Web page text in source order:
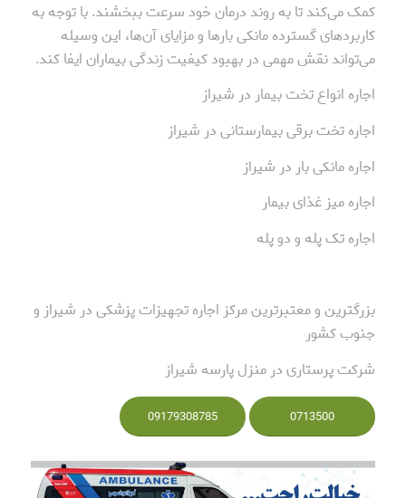
کمک می‌کند تا به روند درمان خود سرعت ببخشند. با توجه به
کاربردهای گسترده مانکی بارها و مزایای آن‌ها، این وسیله
می‌تواند نقش مهمی در بهبود کیفیت زندگی بیماران ایفا کند.
اجاره انواع تخت بیمار در شیراز
اجاره تخت برقی بیمارستانی در شیراز
اجاره مانکی بار در شیراز
اجاره میز غذای بیمار
اجاره تک پله و دو پله
بزرگترین و معتبرترین مرکز اجاره تجهیزات پزشکی در شیراز و
جنوب کشور
شرکت پرستاری در منزل پارسه شیراز
0713500
09179308785